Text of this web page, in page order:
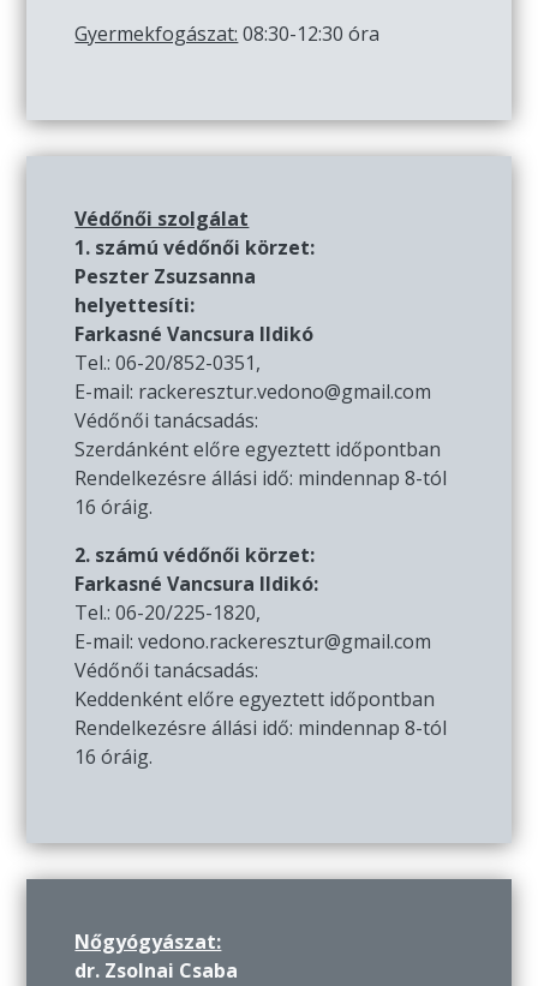
Gyermekfogászat: 08:30-12:30 óra
Védőnői szolgálat
1. számú védőnői körzet:
Peszter Zsuzsanna
helyettesíti:
Farkasné Vancsura Ildikó
Tel.: 06-20/852-0351,
E-mail: rackeresztur.vedono@gmail.com
Védőnői tanácsadás:
Szerdánként előre egyeztett időpontban
Rendelkezésre állási idő: mindennap 8-tól
16 óráig.
2. számú védőnői körzet:
Farkasné Vancsura Ildikó:
Tel.: 06-20/225-1820,
E-mail: vedono.rackeresztur@gmail.com
Védőnői tanácsadás:
Keddenként előre egyeztett időpontban
Rendelkezésre állási idő: mindennap 8-tól
16 óráig.
Nőgyógyászat:
dr. Zsolnai Csaba